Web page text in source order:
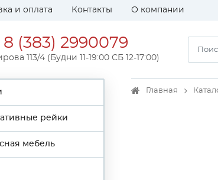
и оплата Контакты О компании
8 (383) 2990079
113/4 (Будни 11-19:00 СБ 12-17:00)
рейки
мебель
Главная